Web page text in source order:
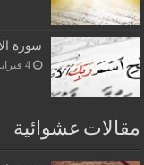
سورة
4 فبراير، 2008
مقالات عشوائية